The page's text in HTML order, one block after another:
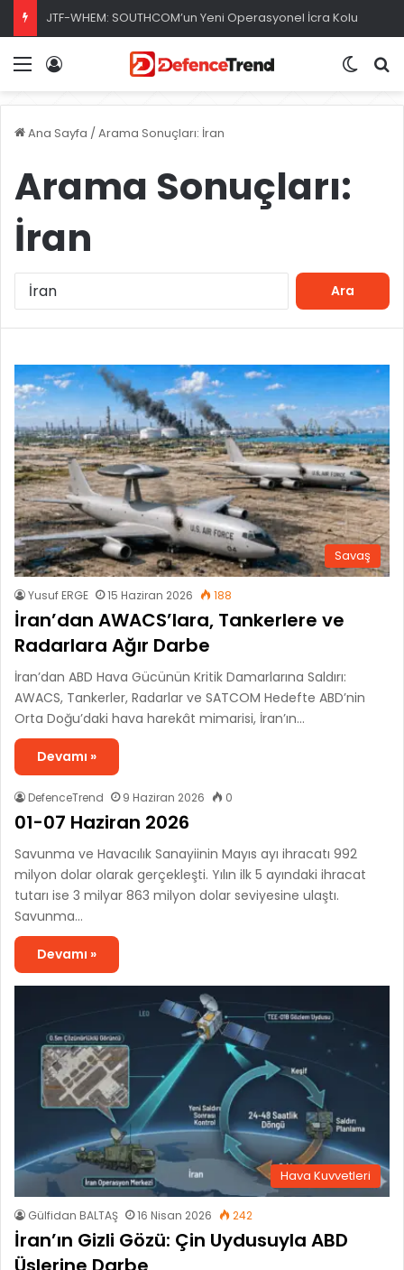
Menü Dış
Ana Sayfa /Arama Sonuçları: İran
Arama Sonuçları:
İran
A
:
Savaş
Yusuf ERGE 15 Haziran 2026 188
İran’dan AWACS’lara, Tankerlere ve
Radarlara Ağır Darbe
İran’dan ABD Hava Gücünün Kritik Damarlarına Saldırı:
AWACS, Tankerler, Radarlar ve SATCOM Hedefte ABD’nin
Orta Doğu’daki hava harekât mimarisi, İran’ın…
Devamı »
DefenceTrend 9 Haziran 2026 0
01-07 Haziran 2026
Savunma ve Havacılık Sanayiinin Mayıs ayı ihracatı 992
milyon dolar olarak gerçekleşti. Yılın ilk 5 ayındaki ihracat
tutarı ise 3 milyar 863 milyon dolar seviyesine ulaştı.
Savunma…
Devamı »
Hava Kuvvetleri
Gülfidan BALTAŞ 16 Nisan 2026 242
İran’ın Gizli Gözü: Çin Uydusuyla ABD